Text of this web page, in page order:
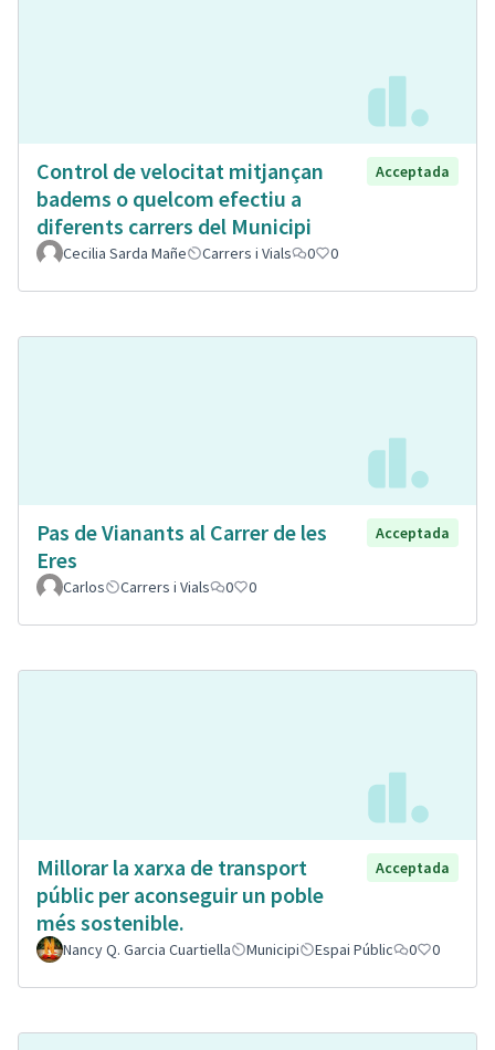
Control de velocitat mitjançan
badems o quelcom efectiu a
diferents carrers del Municipi
Acceptada
Cecilia Sarda Mañe Carrers i Vials 0 0
Pas de Vianants al Carrer de les
Eres
Acceptada
Carlos Carrers i Vials 0 0
Millorar la xarxa de transport
públic per aconseguir un poble
més sostenible.
Acceptada
Nancy Q. Garcia Cuartiella Municipi Espai Públic 0 0